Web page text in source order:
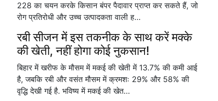
228 का चयन करके किसान बंपर पैदावार प्राप्त कर सकते हैं, जो
रोग प्रतिरोधी और उच्च उत्पादकता वाली ह…
रबी सीजन में इस तकनीक के साथ करें मक्के
की खेती, नहीं होगा कोई नुकसान!
बिहार में खरीफ के मौसम में मकई की खेती में 13.7% की कमी आई
है, जबकि रबी और वसंत मौसम में क्रमशः 29% और 58% की
वृद्धि देखी गई है. भविष्य में मकई की खेत…